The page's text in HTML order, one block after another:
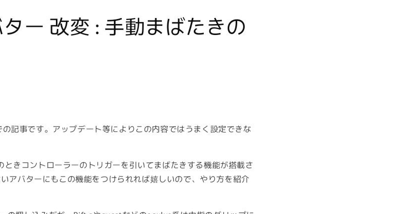
ー 改変 : 手動まばたきの
記事です。アップデート等によりこの内容ではうまく設定できな
きコントローラーのトリガーを引いてまばたきする機能が搭載さ
アバターにもこの機能をつけられれば嬉しいので、やり方を紹介